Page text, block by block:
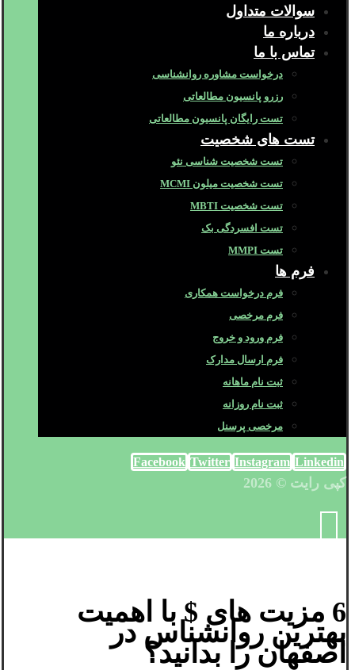
سوالات متداول
درباره ما
تماس با ما
درخواست مشاوره روانشناسی
رزرو پانسیون مطالعاتی
تست رایگان پانسیون مطالعاتی
تست های شخصیت
تست شخصیت شناسی نئو
تست شخصیت میلون MCMI
تست شخصیت MBTI
تست افسردگی بک
تست MMPI
فرم ها
فرم درخواست همکاری
فرم مرخصی
فرم ورود و خروج
فرم ارسال مدارک
ثبت نام ماهانه
ثبت نام روزانه
مرخصی پرسنل
Facebook Twitter Instagram Linkedin
کپی رایت © 2026
6 مزیت های $ با اهمیت
بهترین روانشناس در
اصفهان را بدانید؟